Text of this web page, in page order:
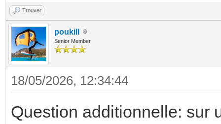
Trouver
poukill
Senior Member
18/05/2026, 12:34:44
Question additionnelle: sur